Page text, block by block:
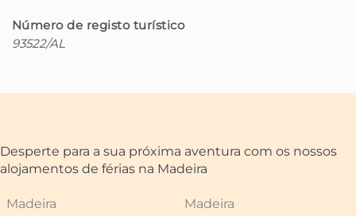
Número de registo turístico
93522/AL
Desperte para a sua próxima aventura com os nossos
alojamentos de férias na Madeira
Madeira Madeira